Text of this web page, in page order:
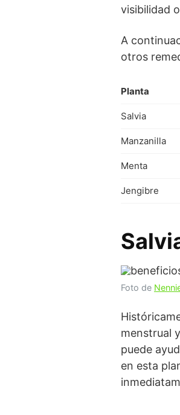
visibilidad
A
otros
Planta
Salvia
Manzanilla
Menta
Jengibre
Foto de
menstrual
puede
en esta